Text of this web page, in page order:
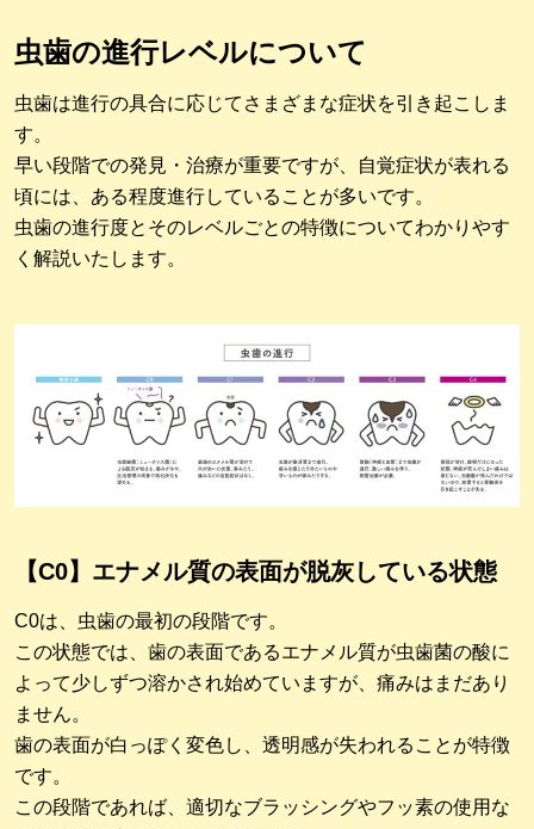
虫歯の進行レベルについて
虫歯は進行の具合に応じてさまざまな症状を引き起こしま
す。
早い段階での発見・治療が重要ですが、自覚症状が表れる
頃には、ある程度進行していることが多いです。
虫歯の進行度とそのレベルごとの特徴についてわかりやす
く解説いたします。
【C0】エナメル質の表面が脱灰している状態
C0は、虫歯の最初の段階です。
この状態では、歯の表面であるエナメル質が虫歯菌の酸に
よって少しずつ溶かされ始めていますが、痛みはまだあり
ません。
歯の表面が白っぽく変色し、透明感が失われることが特徴
です。
この段階であれば、適切なブラッシングやフッ素の使用な